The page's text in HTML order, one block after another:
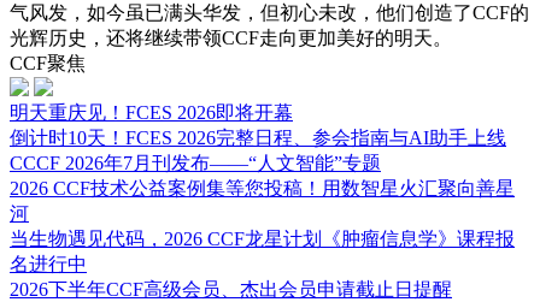
气风发，如今虽已满头华发，但初心未改，他们创造了CCF的
光辉历史，还将继续带领CCF走向更加美好的明天。
CCF聚焦
​明天重庆见！FCES 2026即将开幕
倒计时10天！FCES 2026完整日程、参会指南与AI助手上线
CCCF 2026年7月刊发布——“人文智能”专题
2026 CCF技术公益案例集等您投稿！用数智星火汇聚向善星
河
当生物遇见代码，2026 CCF龙星计划《肿瘤信息学》课程报
名进行中
2026下半年CCF高级会员、杰出会员申请截止日提醒